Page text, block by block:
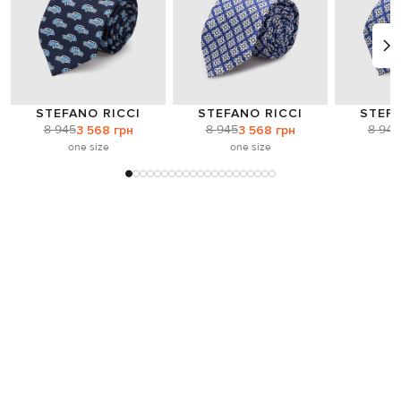
STEFANO RICCI
8 9453 568 грн
one size
STEFANO RICCI
8 9453 568 грн
one size
8 945